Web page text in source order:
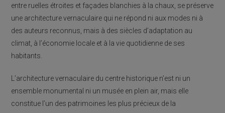
entre ruelles étroites et façades blanchies à la chaux, se préserve
une architecture vernaculaire qui ne répond ni aux modes ni à
des auteurs reconnus, mais à des siècles d’adaptation au
climat, à l’économie locale et à la vie quotidienne de ses
habitants.
L’architecture vernaculaire du centre historique n’est ni un
ensemble monumental ni un musée en plein air, mais elle
constitue l’un des patrimoines les plus précieux de la